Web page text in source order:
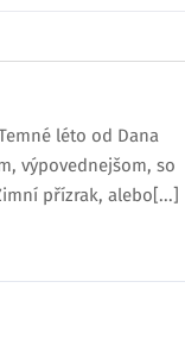
léto od Dana
výpovednejšom, so
přízrak, alebo[...]